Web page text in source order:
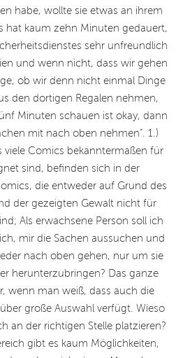
habe, wollte sie etwas an ihrem
hat kaum zehn Minuten gedauert,
sehr unfreundlich
und wenn nicht, dass wir gehen
ob wir denn nicht einmal Dinge
den dortigen Regalen nehmen,
Minuten schauen ist okay, dann
mit nach oben nehmen". 1.)
viele Comics bekanntermaßen für
sind, befinden sich in der
die entweder auf Grund des
der gezeigten Gewalt nicht für
Als erwachsene Person soll ich
mir die Sachen aussuchen und
nach oben gehen, nur um sie
herunterzubringen? Das ganze
wenn man weiß, dass auch die
große Auswahl verfügt. Wieso
an der richtigen Stelle platzieren?
gibt es kaum Möglichkeiten,